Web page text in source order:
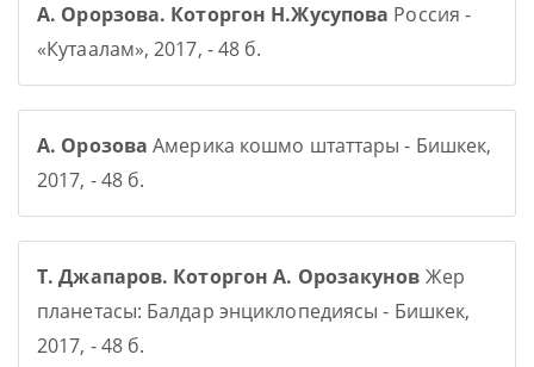
А. Орорзова. Которгон Н.Жусупова Россия -
«Кутаалам», 2017, - 48 б.
А. Орозова Америка кошмо штаттары - Бишкек,
2017, - 48 б.
Т. Джапаров. Которгон А. Орозакунов Жер
планетасы: Балдар энциклопедиясы - Бишкек,
2017, - 48 б.